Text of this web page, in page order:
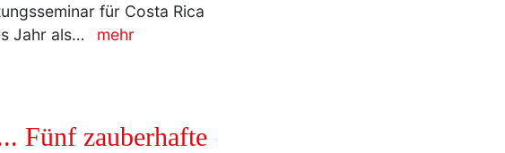
für Costa Rica
Jahr als…
mehr
Fünf zauberhafte